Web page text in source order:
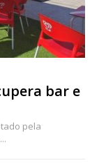
bar e
pela